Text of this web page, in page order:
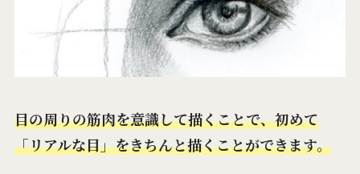
目の周りの筋肉を意識して描くことで、初めて
「リアルな目」をきちんと描くことができます。